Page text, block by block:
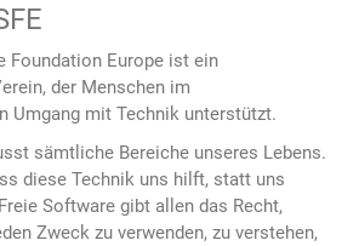
Foundation Europe ist ein
der Menschen im
Umgang mit Technik unterstützt.
sämtliche Bereiche unseres Lebens.
diese Technik uns hilft, statt uns
Software gibt allen das Recht,
Zweck zu verwenden, zu verstehen,